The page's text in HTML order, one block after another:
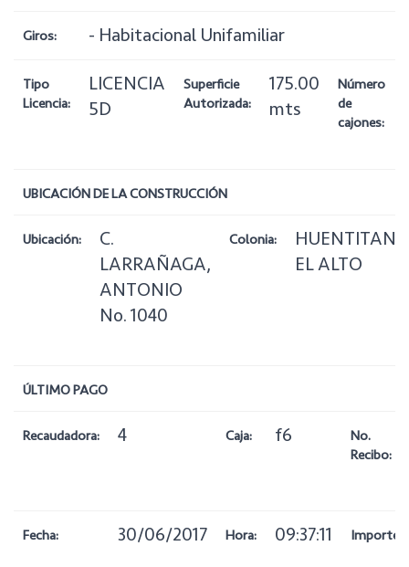
Giros: - Habitacional Unifamiliar
Tipo
Licencia:
LICENCIA
5D
Superficie
Autorizada:
175.00
mts
Número
de
cajones:
UBICACIÓN DE LA CONSTRUCCIÓN
Ubicación:
C.
LARRAÑAGA,
ANTONIO
No. 1040
Colonia:
HUENTITAN
EL ALTO
ÚLTIMO PAGO
Recaudadora: 4 Caja: f6
No.
Recibo:
Fecha: 30/06/2017 Hora: 09:37:11 Importe: